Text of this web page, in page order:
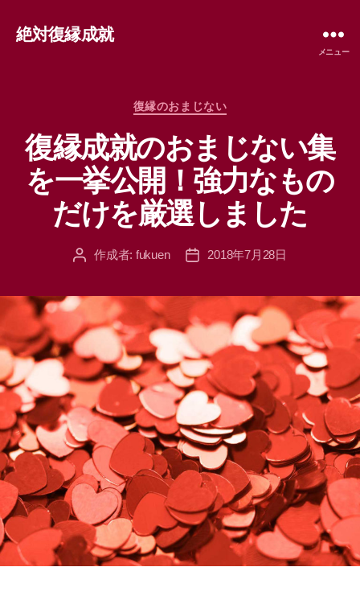
絶対復縁成就
メニュー
カ
ゴ
リ
ー
復縁のおまじない
復縁成就のおまじない集
を一挙公開！強力なもの
だけを厳選しました
投 作成者: fukuen
投
2018年7月28日